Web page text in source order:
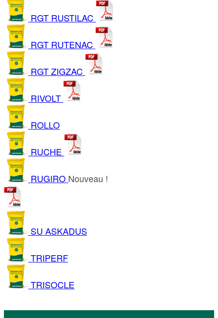
RGT RUSTILAC
RGT RUTENAC
RGT ZIGZAC
RIVOLT
ROLLO
RUCHE
RUGIRO Nouveau !
SU ASKADUS
TRIPERF
TRISOCLE